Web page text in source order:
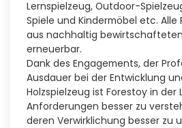
Lernspielzeug, Outdoor-
Spiele und Kindermöbel etc.
aus nachhaltig
erneuerbar.
Dank des Engagements, der
Ausdauer bei der Entwicklung
Holzspielzeug ist Forestoy in der
Anforderungen besser zu
deren Verwirklichung besser zu